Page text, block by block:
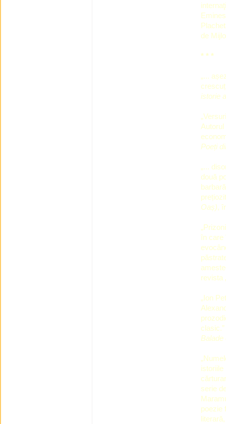
de
* * *
„...
istorie
Poeți
„...
două
Oaș),
în care
revista
„Ion
serie
poezie